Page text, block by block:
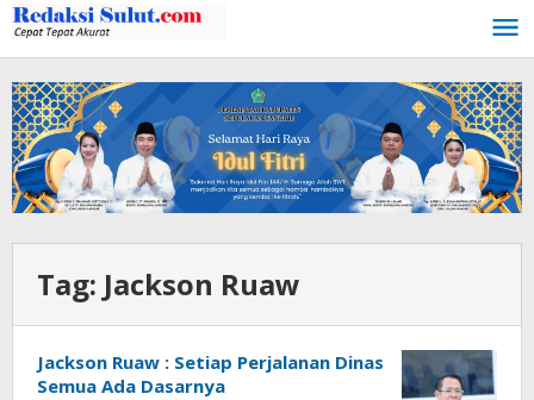
Lewati
ke
konten
Tag: Jackson Ruaw
Jackson Ruaw : Setiap Perjalanan Dinas
Semua Ada Dasarnya